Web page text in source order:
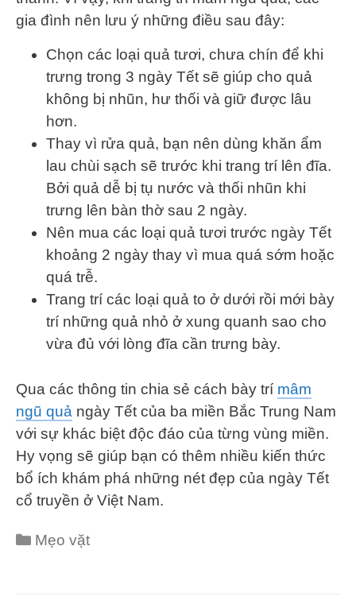
gia đình nên lưu ý những điều sau đây:
Chọn các loại quả tươi, chưa chín để khi
trưng trong 3 ngày Tết sẽ giúp cho quả
không bị nhũn, hư thối và giữ được lâu
hơn.
Thay vì rửa quả, bạn nên dùng khăn ẩm
lau chùi sạch sẽ trước khi trang trí lên đĩa.
Bởi quả dễ bị tụ nước và thối nhũn khi
trưng lên bàn thờ sau 2 ngày.
Nên mua các loại quả tươi trước ngày Tết
khoảng 2 ngày thay vì mua quá sớm hoặc
quá trễ.
Trang trí các loại quả to ở dưới rồi mới bày
trí những quả nhỏ ở xung quanh sao cho
vừa đủ với lòng đĩa cần trưng bày.
Qua các thông tin chia sẻ cách bày trí mâm
ngũ quả ngày Tết của ba miền Bắc Trung Nam
với sự khác biệt độc đáo của từng vùng miền.
Hy vọng sẽ giúp bạn có thêm nhiều kiến thức
bổ ích khám phá những nét đẹp của ngày Tết
cổ truyền ở Việt Nam.
Categories
Mẹo vặt